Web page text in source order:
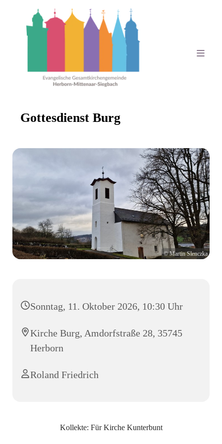
Gottesdienst Burg
© Martin Slenczka
Sonntag, 11. Oktober 2026, 10:30 Uhr
Kirche Burg, Amdorfstraße 28, 35745
Herborn
Roland Friedrich
Kollekte: Für Kirche Kunterbunt